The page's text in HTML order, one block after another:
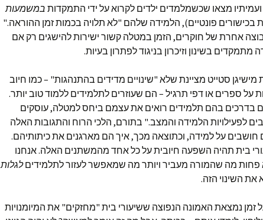
ועמיתיו מצאו שכשמלמדים ילדים לקרוא על ידי התמקדות במשמעות
פונטיים), הלמידה שלהם "לא תלויה בכמות זמן ההוראה."
אחרת של חוקרים, הזמן במטלה קשור ישירות להישגים רק אם
בשינון וזיכרון בניגוד לפתרון בעיות.
סטייט מציינת שלא "שינויים מדידים בהתנהגות" – כמו חיוב
על ספרים או דפי תרגיל – הם שעוזרים לתלמידים ללמוד טוב יותר.
בדרכים בהם תלמידים רואים את עצמם ביחס למטלה, עוסקים
לפעילויות הלמידה והמצב." בתורם, הלכי הרוח והתגובות האלה
על למידה, וכתוצאה מכך, איך הם מארגנים את כיתותיהם.
בית תהיה השפעה חיובית על כל אחד מהמשתנים האלה. אנחנו
פחות מה שהמורה מעביר ויותר מה שמאפשר לעזור לתלמידיםלגלות
את השינוי הזה.
זמן נמצאת האמונה הנפוצה ששיעורי בית "מחזקים" את המיומנויות